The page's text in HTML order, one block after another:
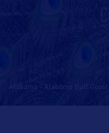
Alabama - Alabama Gulf Coast